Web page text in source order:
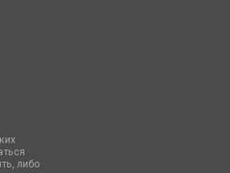
либо